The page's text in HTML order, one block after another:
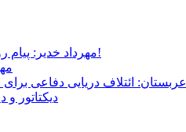
مهرداد خدیر: پیام روشن پزشکیان در گفت‌و‌گوی تصویری با مرد نامرئی: من هستم!
عربستان: ائتلاف دریایی دفاعی
دیکتاتور